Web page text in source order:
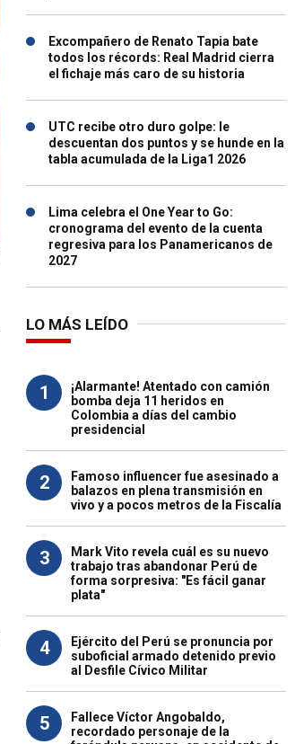
Excompañero de Renato Tapia bate
todos los récords: Real Madrid cierra
el fichaje más caro de su historia
UTC recibe otro duro golpe: le
descuentan dos puntos y se hunde en la
tabla acumulada de la Liga1 2026
Lima celebra el One Year to Go:
cronograma del evento de la cuenta
regresiva para los Panamericanos de
2027
LO MÁS LEÍDO
1
¡Alarmante! Atentado con camión
bomba deja 11 heridos en
Colombia a días del cambio
presidencial
2
Famoso influencer fue asesinado a
balazos en plena transmisión en
vivo y a pocos metros de la Fiscalía
3
Mark Vito revela cuál es su nuevo
trabajo tras abandonar Perú de
forma sorpresiva: "Es fácil ganar
plata"
4
Ejército del Perú se pronuncia por
suboficial armado detenido previo
al Desfile Cívico Militar
5
Fallece Víctor Angobaldo,
recordado personaje de la